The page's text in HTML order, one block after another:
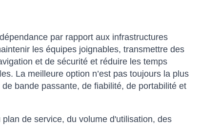
par rapport aux infrastructures
les équipes joignables, transmettre des
et de sécurité et réduire les temps
La meilleure option n’est pas toujours la plus
bande passante, de fiabilité, de portabilité et
de service, du volume d'utilisation, des